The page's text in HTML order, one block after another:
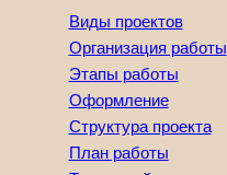
Виды проектов
Организация работы
Этапы работы
Оформление
Структура проекта
План работы